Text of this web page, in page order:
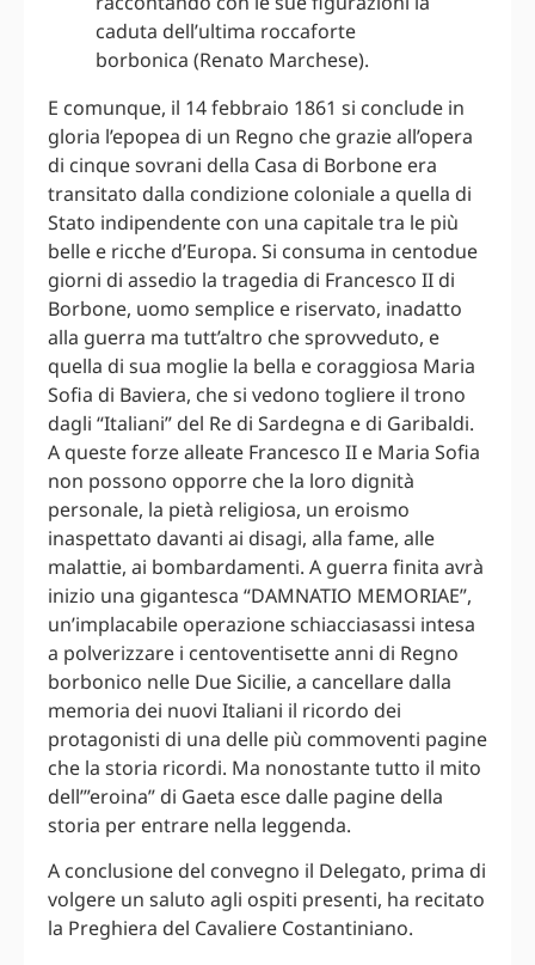
caduta dell’ultima roccaforte
borbonica (Renato Marchese).
E comunque, il 14 febbraio 1861 si conclude in
gloria l’epopea di un Regno che grazie all’opera
di cinque sovrani della Casa di Borbone era
transitato dalla condizione coloniale a quella di
Stato indipendente con una capitale tra le più
belle e ricche d’Europa. Si consuma in centodue
giorni di assedio la tragedia di Francesco II di
Borbone, uomo semplice e riservato, inadatto
alla guerra ma tutt’altro che sprovveduto, e
quella di sua moglie la bella e coraggiosa Maria
Sofia di Baviera, che si vedono togliere il trono
dagli “Italiani” del Re di Sardegna e di Garibaldi.
A queste forze alleate Francesco II e Maria Sofia
non possono opporre che la loro dignità
personale, la pietà religiosa, un eroismo
inaspettato davanti ai disagi, alla fame, alle
malattie, ai bombardamenti. A guerra finita avrà
inizio una gigantesca “DAMNATIO MEMORIAE”,
un’implacabile operazione schiacciasassi intesa
a polverizzare i centoventisette anni di Regno
borbonico nelle Due Sicilie, a cancellare dalla
memoria dei nuovi Italiani il ricordo dei
protagonisti di una delle più commoventi pagine
che la storia ricordi. Ma nonostante tutto il mito
dell’”eroina” di Gaeta esce dalle pagine della
storia per entrare nella leggenda.
A conclusione del convegno il Delegato, prima di
volgere un saluto agli ospiti presenti, ha recitato
la Preghiera del Cavaliere Costantiniano.